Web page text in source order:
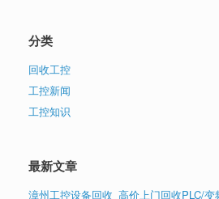
分类
回收工控
工控新闻
工控知识
最新文章
漳州工控设备回收_高价上门回收PLC/